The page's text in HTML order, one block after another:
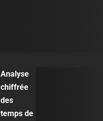
Analyse
chiffrée
des
temps de